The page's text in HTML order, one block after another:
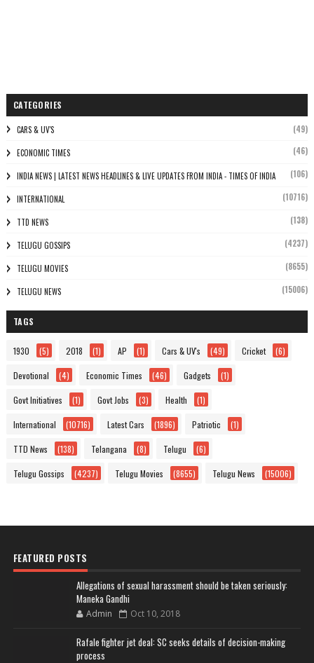
CATEGORIES
CARS & UV'S (49)
ECONOMIC TIMES (46)
INDIA NEWS | LATEST NEWS HEADLINES & LIVE UPDATES FROM INDIA - TIMES OF INDIA (106)
INTERNATIONAL (10716)
TTD NEWS (138)
TELUGU GOSSIPS (4237)
TELUGU MOVIES (8655)
TELUGU NEWS (15006)
TAGS
1930 (5) 2018 (1) AP (1) Cars & UV's (49) Cricket (6)
Devotional (4) Economic Times (46) Gadgets (1)
Govt Initiatives (1) Govt Jobs (3) Health (1)
International (10716) Latest Cars (1896) Patriotic (1)
TTD News (138) Telangana (8) Telugu (6)
Telugu Gossips (4237) Telugu Movies (8655) Telugu News (15006)
FEATURED POSTS
Allegations of sexual harassment should be taken seriously:
Maneka Gandhi
Admin Oct 10, 2018
Rafale fighter jet deal: SC seeks details of decision-making
process